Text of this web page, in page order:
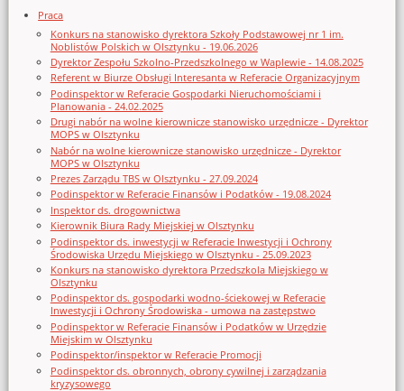
Praca
Konkurs na stanowisko dyrektora Szkoły Podstawowej nr 1 im.
Noblistów Polskich w Olsztynku - 19.06.2026
Dyrektor Zespołu Szkolno-Przedszkolnego w Waplewie - 14.08.2025
Referent w Biurze Obsługi Interesanta w Referacie Organizacyjnym
Podinspektor w Referacie Gospodarki Nieruchomościami i
Planowania - 24.02.2025
Drugi nabór na wolne kierownicze stanowisko urzędnicze - Dyrektor
MOPS w Olsztynku
Nabór na wolne kierownicze stanowisko urzędnicze - Dyrektor
MOPS w Olsztynku
Prezes Zarządu TBS w Olsztynku - 27.09.2024
Podinspektor w Referacie Finansów i Podatków - 19.08.2024
Inspektor ds. drogownictwa
Kierownik Biura Rady Miejskiej w Olsztynku
Podinspektor ds. inwestycji w Referacie Inwestycji i Ochrony
Środowiska Urzędu Miejskiego w Olsztynku - 25.09.2023
Konkurs na stanowisko dyrektora Przedszkola Miejskiego w
Olsztynku
Podinspektor ds. gospodarki wodno-ściekowej w Referacie
Inwestycji i Ochrony Środowiska - umowa na zastępstwo
Podinspektor w Referacie Finansów i Podatków w Urzędzie
Miejskim w Olsztynku
Podinspektor/inspektor w Referacie Promocji
Podinspektor ds. obronnych, obrony cywilnej i zarządzania
kryzysowego